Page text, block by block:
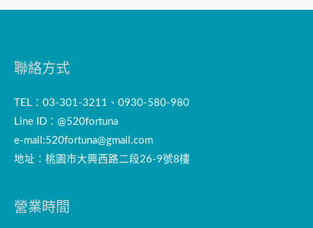
聯絡方式
TEL：03-301-3211、0930-580-980
Line ID：@520fortuna
e-mail:520fortuna@gmail.com
地址：桃園市大興西路二段26-9號8樓
營業時間